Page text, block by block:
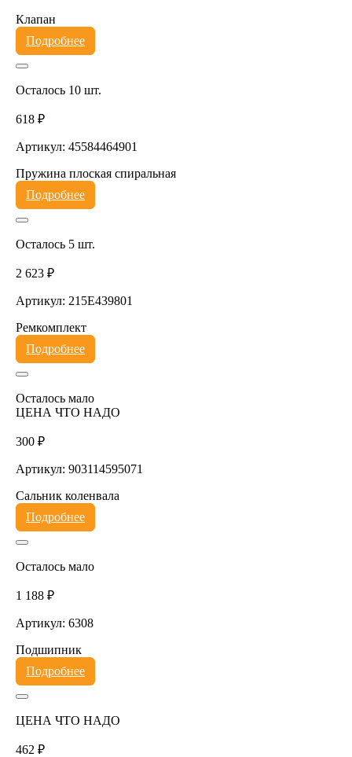
Клапан
Подробнее
Осталось 10 шт.
618 ₽
Артикул: 45584464901
Пружина плоская спиральная
Подробнее
Осталось 5 шт.
2 623 ₽
Артикул: 215E439801
Ремкомплект
Подробнее
Осталось мало
ЦЕНА ЧТО НАДО
300 ₽
Артикул: 903114595071
Сальник коленвала
Подробнее
Осталось мало
1 188 ₽
Артикул: 6308
Подшипник
Подробнее
ЦЕНА ЧТО НАДО
462 ₽